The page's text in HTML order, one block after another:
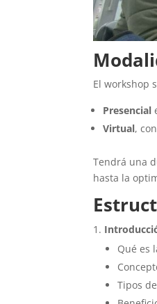
El workshop
Presencial
Virtual,
Tendrá una
hasta la
Qué es
Tipos